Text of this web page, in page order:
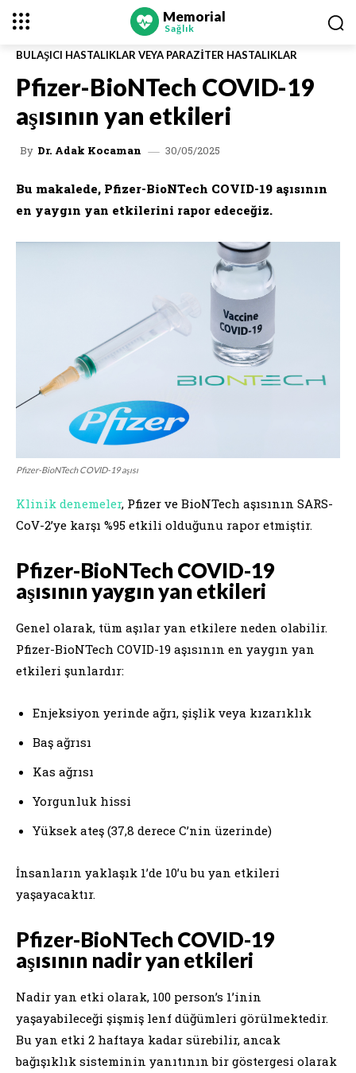
Memorial
Sağlık
BULAŞICI HASTALIKLAR VEYA PARAZITER HASTALIKLAR
Pfizer-BioNTech COVID-19
aşısının yan etkileri
By Dr. Adak Kocaman 30/05/2025
Bu makalede, Pfizer-BioNTech COVID-19 aşısının
en yaygın yan etkilerini rapor edeceğiz.
Pfizer-BioNTech COVID-19 aşısı
Klinik denemeler, Pfizer ve BioNTech aşısının SARS-
CoV-2’ye karşı %95 etkili olduğunu rapor etmiştir.
Pfizer-BioNTech COVID-19
aşısının yaygın yan etkileri
Genel olarak, tüm aşılar yan etkilere neden olabilir.
Pfizer-BioNTech COVID-19 aşısının en yaygın yan
etkileri şunlardır:
Enjeksiyon yerinde ağrı, şişlik veya kızarıklık
Baş ağrısı
Kas ağrısı
Yorgunluk hissi
Yüksek ateş (37,8 derece C’nin üzerinde)
İnsanların yaklaşık 1’de 10’u bu yan etkileri
yaşayacaktır.
Pfizer-BioNTech COVID-19
aşısının nadir yan etkileri
Nadir yan etki olarak, 100 person’s 1’inin
yaşayabileceği şişmiş lenf düğümleri görülmektedir.
Bu yan etki 2 haftaya kadar sürebilir, ancak
bağışıklık sisteminin yanıtının bir göstergesi olarak